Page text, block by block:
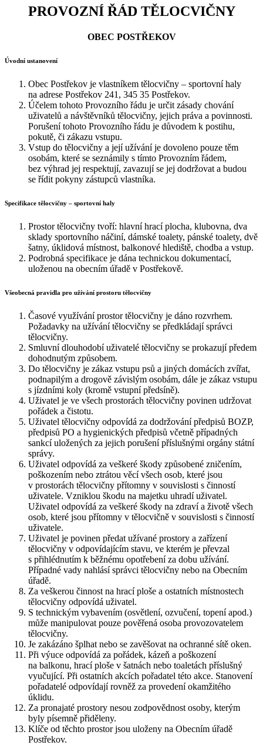
PROVOZNÍ ŘÁD TĚLOCVIČNY
OBEC POSTŘEKOV
Úvodní ustanovení
Obec Postřekov je vlastníkem tělocvičny – sportovní haly
na adrese Postřekov 241, 345 35 Postřekov.
Účelem tohoto Provozního řádu je určit zásady chování
uživatelů a návštěvníků tělocvičny, jejich práva a povinnosti.
Porušení tohoto Provozního řádu je důvodem k postihu,
pokutě, či zákazu vstupu.
Vstup do tělocvičny a její užívání je dovoleno pouze těm
osobám, které se seznámily s tímto Provozním řádem,
bez výhrad jej respektují, zavazují se jej dodržovat a budou
se řídit pokyny zástupců vlastníka.
Specifikace tělocvičny – sportovní haly
Prostor tělocvičny tvoří: hlavní hrací plocha, klubovna, dva
sklady sportovního náčiní, dámské toalety, pánské toalety, dvě
šatny, úklidová místnost, balkonové hlediště, chodba a vstup.
Podrobná specifikace je dána technickou dokumentací,
uloženou na obecním úřadě v Postřekově.
Všeobecná pravidla pro užívání prostoru tělocvičny
Časové využívání prostor tělocvičny je dáno rozvrhem.
Požadavky na užívání tělocvičny se předkládají správci
tělocvičny.
Smluvní dlouhodobí uživatelé tělocvičny se prokazují předem
dohodnutým způsobem.
Do tělocvičny je zákaz vstupu psů a jiných domácích zvířat,
podnapilým a drogově závislým osobám, dále je zákaz vstupu
s jízdními koly (kromě vstupní předsíně).
Uživatel je ve všech prostorách tělocvičny povinen udržovat
pořádek a čistotu.
Uživatel tělocvičny odpovídá za dodržování předpisů BOZP,
předpisů PO a hygienických předpisů včetně případných
sankcí uložených za jejich porušení příslušnými orgány státní
správy.
Uživatel odpovídá za veškeré škody způsobené zničením,
poškozením nebo ztrátou věcí všech osob, které jsou
v prostorách tělocvičny přítomny v souvislosti s činností
uživatele. Vzniklou škodu na majetku uhradí uživatel.
Uživatel odpovídá za veškeré škody na zdraví a životě všech
osob, které jsou přítomny v tělocvičně v souvislosti s činností
uživatele.
Uživatel je povinen předat užívané prostory a zařízení
tělocvičny v odpovídajícím stavu, ve kterém je převzal
s přihlédnutím k běžnému opotřebení za dobu užívání.
Případné vady nahlásí správci tělocvičny nebo na Obecním
úřadě.
Za veškerou činnost na hrací ploše a ostatních místnostech
tělocvičny odpovídá uživatel.
S technickým vybavením (osvětlení, ozvučení, topení apod.)
může manipulovat pouze pověřená osoba provozovatelem
tělocvičny.
Je zakázáno šplhat nebo se zavěšovat na ochranné sítě oken.
Při výuce odpovídá za pořádek, kázeň a poškození
na balkonu, hrací ploše v šatnách nebo toaletách příslušný
vyučující. Při ostatních akcích pořadatel této akce. Stanovení
pořadatelé odpovídají rovněž za provedení okamžitého
úklidu.
Za pronajaté prostory nesou zodpovědnost osoby, kterým
byly písemně přiděleny.
Klíče od těchto prostor jsou uloženy na Obecním úřadě
Postřekov.